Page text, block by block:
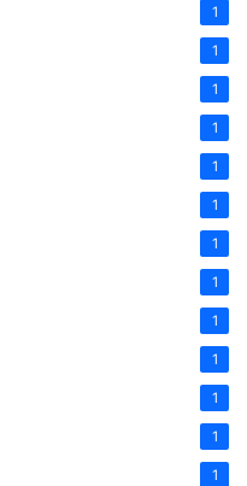
1
1
1
1
1
1
1
1
1
1
1
1
1